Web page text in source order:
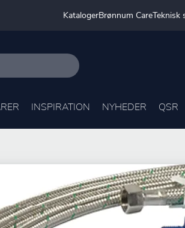
KatalogerBrønnum CareTeknisk
INSPIRATION NYHEDER QSR